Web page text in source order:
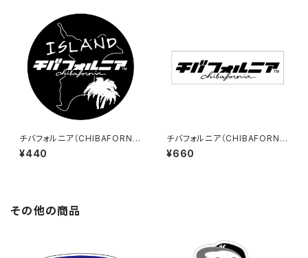
チバフォルニア（CHIBAFORNI
A）ステッカーD（Black）
¥440
チバフォルニア（CHIBAFORNI
A）ステッカーE（大）（White）
¥660
その他の商品